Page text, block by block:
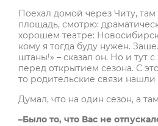
Поехал домой через Читу,
площадь, смотрю:
хорошем театре:
кому я тогда буду нужен.
штаны!» – сказал он. Но и
перед открытием сезона. С
то родительские связи
Думал, что на один сезон, а
–Было то, что Вас не